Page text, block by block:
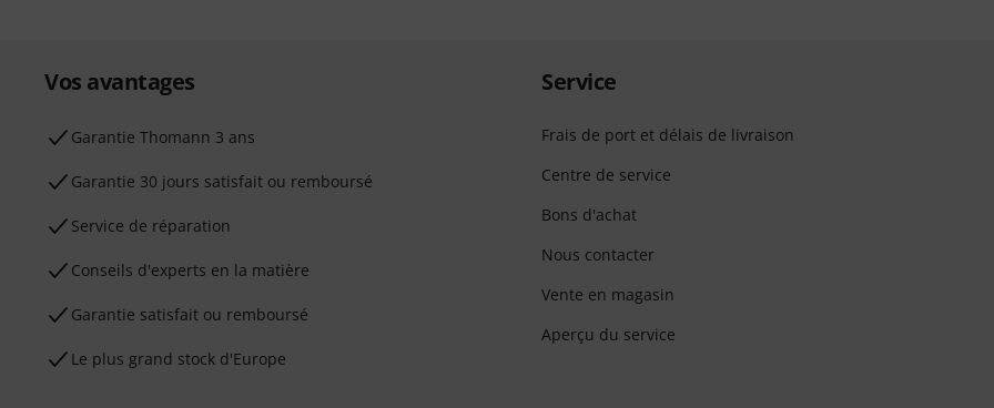
Vos avantages
Ga­ran­tie Thomann 3 ans
Garantie 30 jours satisfait ou remboursé
Service de réparation
Conseils d'experts en la matière
Garantie satisfait ou remboursé
Le plus grand stock d'Europe
Service
Frais de port et délais de livraison
Centre de service
Bons d'achat
Nous contacter
Vente en magasin
Aperçu du service